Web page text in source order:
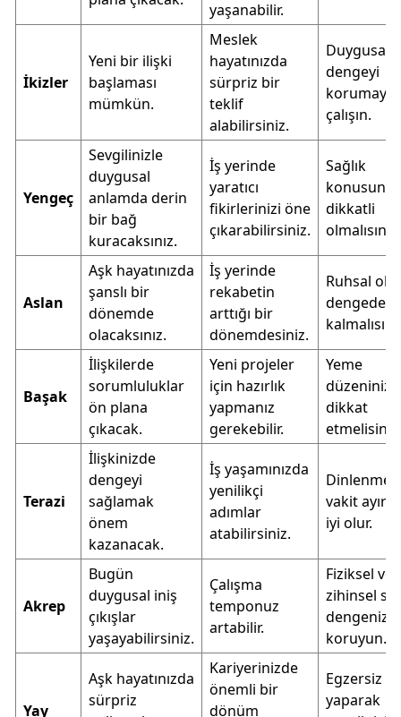
yaşanabilir.
İkizler
Yeni bir ilişki
başlaması
mümkün.
Meslek
hayatınızda
sürpriz bir
teklif
alabilirsiniz.
Duygusal
dengeyi
korumaya
çalışın.
Yengeç
Sevgilinizle
duygusal
anlamda derin
bir bağ
kuracaksınız.
İş yerinde
yaratıcı
fikirlerinizi öne
çıkarabilirsiniz.
Sağlık
dikkatli
olmalısınız.
Aslan
Aşk hayatınızda
şanslı bir
dönemde
olacaksınız.
İş yerinde
rekabetin
arttığı bir
dönemdesiniz.
Ruhsal
dengede
Başak
İlişkilerde
sorumluluklar
ön plana
çıkacak.
Yeni projeler
için hazırlık
yapmanız
gerekebilir.
Yeme
düzeninize
dikkat
etmelisiniz.
Terazi
İlişkinizde
dengeyi
sağlamak
önem
kazanacak.
İş yaşamınızda
yenilikçi
adımlar
atabilirsiniz.
vakit
iyi olur.
Akrep
Bugün
duygusal iniş
çıkışlar
yaşayabilirsiniz.
Çalışma
temponuz
artabilir.
Fiziksel ve
zihinsel
dengenizi
koruyun.
Yay
Aşk hayatınızda
sürpriz
Kariyerinizde
önemli bir
dönüm
Egzersiz
yaparak